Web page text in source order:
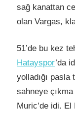
sağ kanattan
olan Vargas,
51’de bu kez
Hatayspor’da
yolladığı
sahneye
Muric’de idi. El